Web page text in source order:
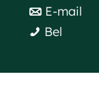
a
P
E-mail
r
Bel
r